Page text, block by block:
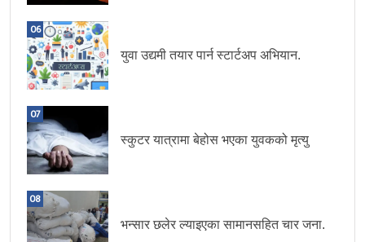
06
युवा उद्यमी तयार पार्न स्टार्टअप अभियान.
07
स्कुटर यात्रामा बेहोस भएका युवकको मृत्यु
08
भन्सार छलेर ल्याइएका सामानसहित चार जना.